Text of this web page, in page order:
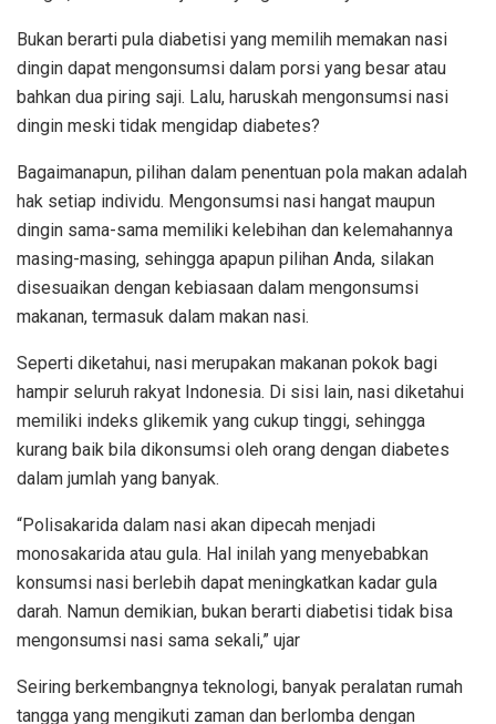
Bukan berarti pula diabetisi yang memilih memakan nasi
dingin dapat mengonsumsi dalam porsi yang besar atau
bahkan dua piring saji. Lalu, haruskah mengonsumsi nasi
dingin meski tidak mengidap diabetes?
Bagaimanapun, pilihan dalam penentuan pola makan adalah
hak setiap individu. Mengonsumsi nasi hangat maupun
dingin sama-sama memiliki kelebihan dan kelemahannya
masing-masing, sehingga apapun pilihan Anda, silakan
disesuaikan dengan kebiasaan dalam mengonsumsi
makanan, termasuk dalam makan nasi.
Seperti diketahui, nasi merupakan makanan pokok bagi
hampir seluruh rakyat Indonesia. Di sisi lain, nasi diketahui
memiliki indeks glikemik yang cukup tinggi, sehingga
kurang baik bila dikonsumsi oleh orang dengan diabetes
dalam jumlah yang banyak.
“Polisakarida dalam nasi akan dipecah menjadi
monosakarida atau gula. Hal inilah yang menyebabkan
konsumsi nasi berlebih dapat meningkatkan kadar gula
darah. Namun demikian, bukan berarti diabetisi tidak bisa
mengonsumsi nasi sama sekali,” ujar
Seiring berkembangnya teknologi, banyak peralatan rumah
tangga yang mengikuti zaman dan berlomba dengan